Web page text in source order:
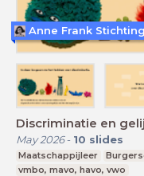
Discriminatie en
May 2026- 10 slides
Maatschappijleer
vmbo, mavo, havo, vwo
Anne Frank Stichting